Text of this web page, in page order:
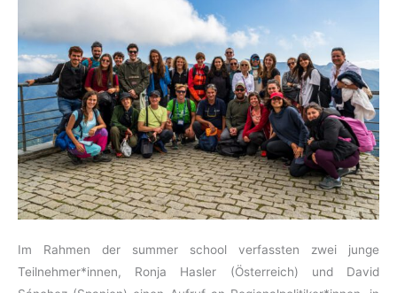
Im Rahmen der summer school verfassten zwei junge
Teilnehmer*innen, Ronja Hasler (Österreich) und David